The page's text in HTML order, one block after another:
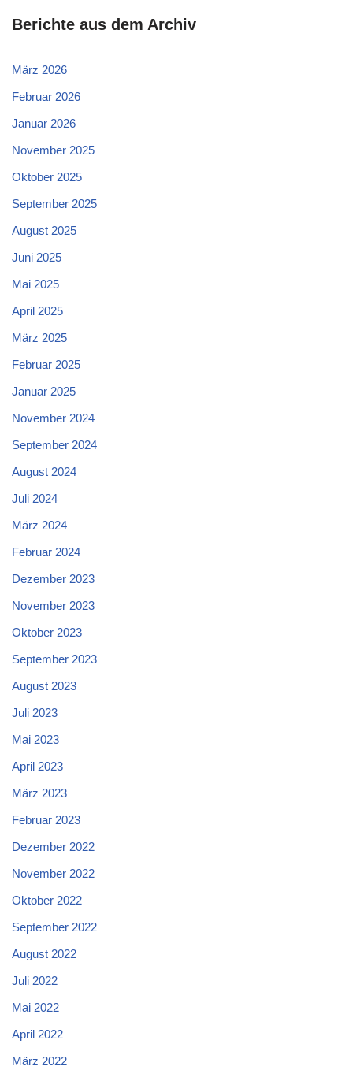
Berichte aus dem Archiv
März 2026
Februar 2026
Januar 2026
November 2025
Oktober 2025
September 2025
August 2025
Juni 2025
Mai 2025
April 2025
März 2025
Februar 2025
Januar 2025
November 2024
September 2024
August 2024
Juli 2024
März 2024
Februar 2024
Dezember 2023
November 2023
Oktober 2023
September 2023
August 2023
Juli 2023
Mai 2023
April 2023
März 2023
Februar 2023
Dezember 2022
November 2022
Oktober 2022
September 2022
August 2022
Juli 2022
Mai 2022
April 2022
März 2022